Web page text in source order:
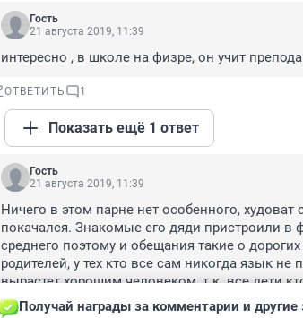
Гость
21 августа 2019, 11:39
интересно , в школе на физре, он учит
ОТВЕТИТЬ 1
Показать ещё 1 ответ
Гость
21 августа 2019, 11:39
Ничего в этом парне нет особенного,
покачался. Знакомые его дяди пристроили
среднего поэтому и обещания такие о
родителей, у тех кто все сам никогда язык
вырастет хорошим человеком, т.к. все дети
обычных людей за людей не считают.
Получай награды за комментарии и другие